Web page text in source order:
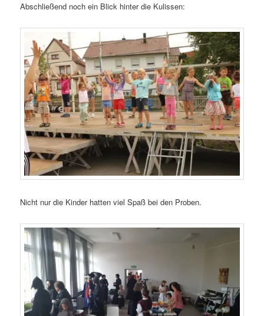
Abschließend noch ein Blick hinter die Kulissen:
Nicht nur die Kinder hatten viel Spaß bei den Proben.